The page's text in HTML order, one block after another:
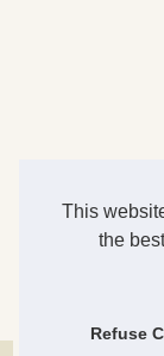
This
the
Refuse